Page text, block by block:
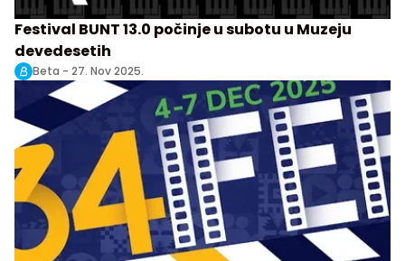
Festival BUNT 13.0 počinje u subotu u Muzeju
devedesetih
Beta - 27. Nov 2025.